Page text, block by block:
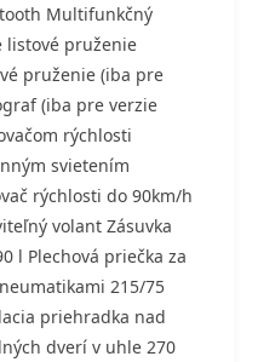
Multifunkčný
listové pruženie
pruženie (iba pre
(iba pre verzie
rýchlosti
svietením
rýchlosti do 90km/h
volant Zásuvka
l Plechová priečka za
215/75
priehradka nad
dverí v uhle 270